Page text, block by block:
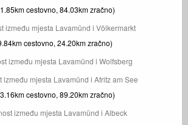
cestovno, 84.03km zračno)
između mjesta Lavamünd i Völkermarkt
cestovno, 24.20km zračno)
između mjesta Lavamünd i Wolfsberg
između mjesta Lavamünd i Afritz am See
cestovno, 89.20km zračno)
između mjesta Lavamünd i Albeck